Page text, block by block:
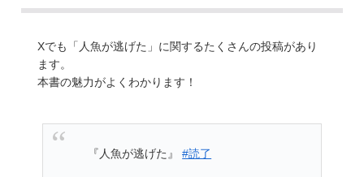
Xでも「人魚が逃げた」に関するたくさんの投稿があり
ます。
本書の魅力がよくわかります！
『人魚が逃げた』#読了